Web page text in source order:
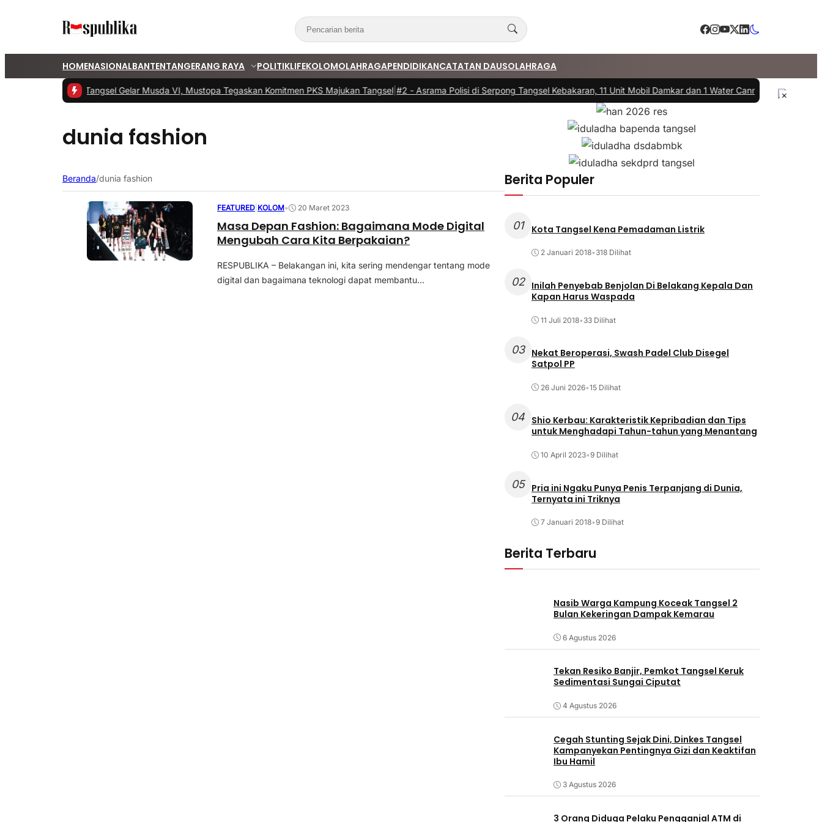
HOMENASIONALBANTENTANGERANG RAYA POLITIKLIFEKOLOMOLAHRAGAPENDIDIKANCATATAN DAUSOLAHRAGA
PKS Tangsel Gelar Musda VI, Mustopa Tegaskan Komitmen PKS Majukan Tangsel|#2 -Asrama Polisi di Serpong Tangsel Kebakaran, 11 Unit Mobil Damkar dan 1 Water Cannon Diterjunkan
dunia fashion
Beranda/dunia fashion
FEATURED KOLOM• 20 Maret 2023
Masa Depan Fashion: Bagaimana Mode Digital
Mengubah Cara Kita Berpakaian?
RESPUBLIKA – Belakangan ini, kita sering mendengar tentang mode
digital dan bagaimana teknologi dapat membantu...
Berita Populer
01 Kota Tangsel Kena Pemadaman Listrik
2 Januari 2018• 318 Dilihat
02
Inilah Penyebab Benjolan Di Belakang Kepala Dan
Kapan Harus Waspada
11 Juli 2018• 33 Dilihat
03
Nekat Beroperasi, Swash Padel Club Disegel
Satpol PP
26 Juni 2026•15 Dilihat
04 Shio Kerbau: Karakteristik Kepribadian dan Tips
untuk Menghadapi Tahun-tahun yang Menantang
10 April 2023•9 Dilihat
05
Pria ini Ngaku Punya Penis Terpanjang di Dunia,
Ternyata ini Triknya
7 Januari 2018•9 Dilihat
Berita Terbaru
Nasib Warga Kampung Koceak Tangsel 2
Bulan Kekeringan Dampak Kemarau
6 Agustus 2026
Tekan Resiko Banjir, Pemkot Tangsel Keruk
Sedimentasi Sungai Ciputat
4 Agustus 2026
Cegah Stunting Sejak Dini, Dinkes Tangsel
Kampanyekan Pentingnya Gizi dan Keaktifan
Ibu Hamil
3 Agustus 2026
3 Orang Diduga Pelaku Pengganjal ATM di
×